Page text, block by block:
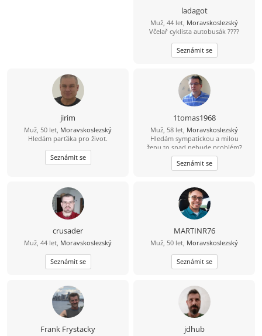
ladagot
Muž, 44 let, Moravskoslezský
Včelař cyklista autobusák ????
Seznámit se
jirim
Muž, 50 let, Moravskoslezský
Hledám parťáka pro život.
Seznámit se
1tomas1968
Muž, 58 let, Moravskoslezský
Hledám sympatickou a milou
ženu,to snad nebude problém?
Seznámit se
crusader
Muž, 44 let, Moravskoslezský
Seznámit se
MARTINR76
Muž, 50 let, Moravskoslezský
Seznámit se
Frank Frystacky jdhub